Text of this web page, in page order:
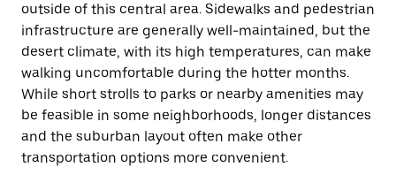
outside of this central area. Sidewalks and pedestrian
infrastructure are generally well-maintained, but the
desert climate, with its high temperatures, can make
walking uncomfortable during the hotter months.
While short strolls to parks or nearby amenities may
be feasible in some neighborhoods, longer distances
and the suburban layout often make other
transportation options more convenient.